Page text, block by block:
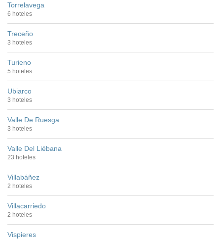
Torrelavega
6 hoteles
Treceño
3 hoteles
Turieno
5 hoteles
Ubiarco
3 hoteles
Valle De Ruesga
3 hoteles
Valle Del Liébana
23 hoteles
Villabáñez
2 hoteles
Villacarriedo
2 hoteles
Vispieres